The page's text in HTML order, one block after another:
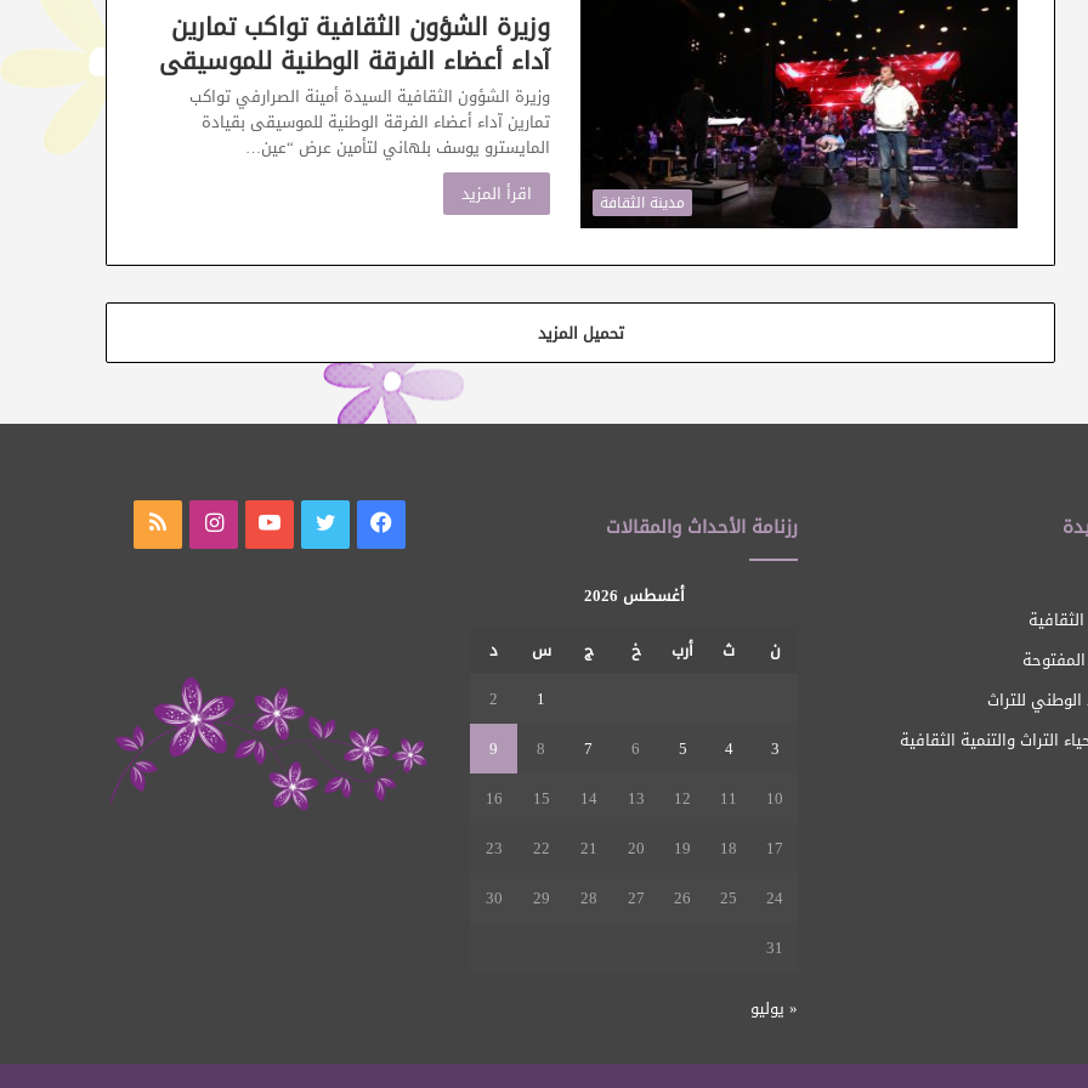
مدينة الثقافة
وزيرة الشؤون الثقافية تواكب تمارين
آداء أعضاء الفرقة الوطنية للموسيقى
وزيرة الشؤون الثقافية السيدة أمينة الصرارفي تواكب
تمارين آداء أعضاء الفرقة الوطنية للموسيقى بقيادة
المايسترو يوسف بلهاني لتأمين عرض “عين…
اقرأ المزيد
تحميل المزيد
المفتوحة
للتراث
التراث والتنمية الثقافية
رزنامة الأحداث والمقالات
أغسطس 2026
ن
ث أرب خ ج س
د
1
2
3
4
5
6
7
8
9
10
11
12
13
14
15
16
17
18
19
20
21
22
23
24
25
26
27
28
29
30
31
« يوليو
فيسبوك تويتر يوتيوب انستقرام